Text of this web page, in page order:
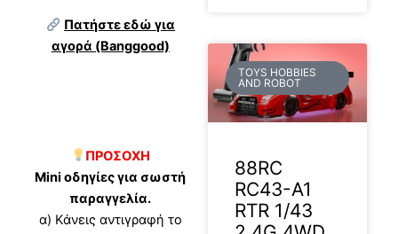
Πατήστε εδώ για
αγορά (Banggood)
ΠΡΟΣΟΧΗ
Mini οδηγίες για σωστή
παραγγελία.
α) Κάνεις αντιγραφή το
TOYS HOBBIES
AND ROBOT
88RC
RC43-A1
RTR 1/43